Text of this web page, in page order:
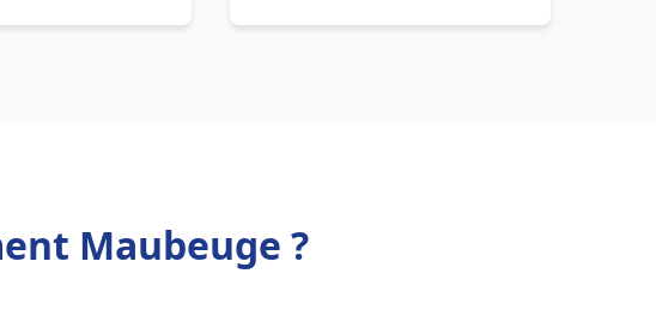
Maubeuge ?